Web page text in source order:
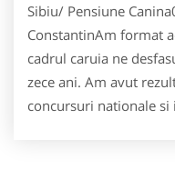
Sibiu/ Pensiune
ConstantinAm format
cadrul caruia ne
zece ani. Am avut
concursuri nationale